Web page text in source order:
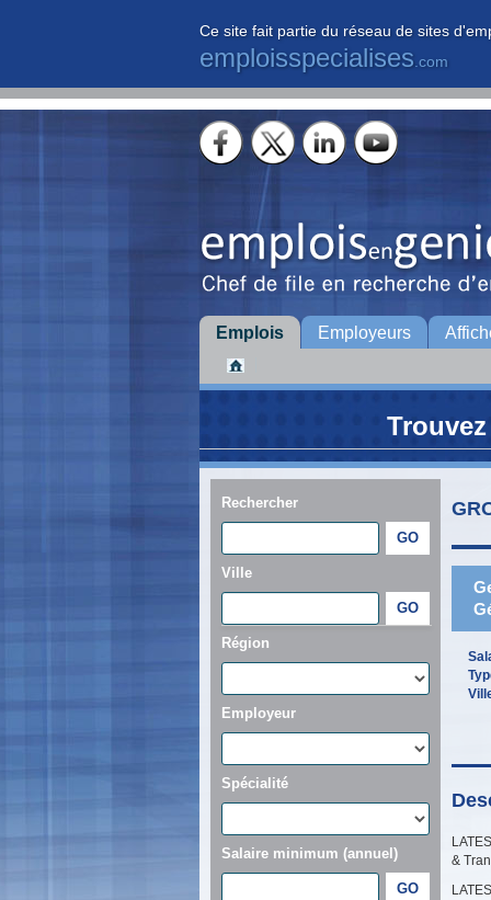
Ce site fait partie du réseau de sites
emploisspecialises .com
Emplois Employeurs
Rechercher
Ville
Région
Employeur
Spécialité
Salaire minimum (annuel)
&